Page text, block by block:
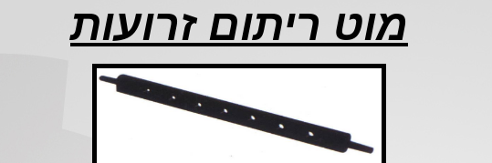
מוט ריתום זרועות